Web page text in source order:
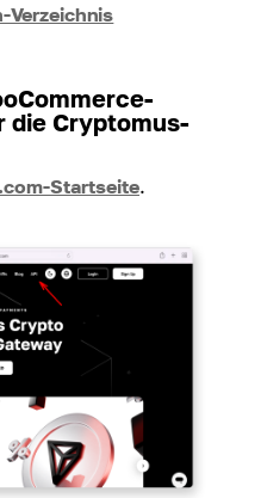
Verzeichnis
die Cryptomus-
Startseite.